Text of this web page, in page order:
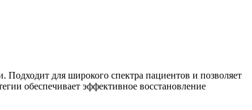
для широкого спектра пациентов и позволяет
обеспечивает эффективное восстановление